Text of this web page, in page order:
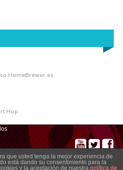
HomeBrewer.es
Hop
que usted tenga la mejor experiencia de
está dando su consentimiento para la
y la aceptación de nuestra política de